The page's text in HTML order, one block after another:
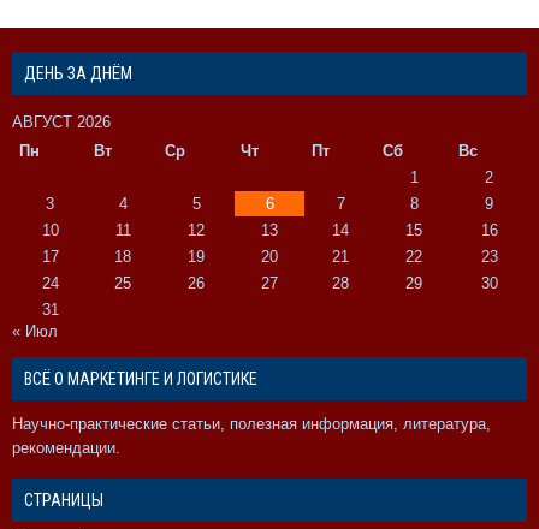
ДЕНЬ ЗА ДНЁМ
АВГУСТ 2026
Пн
Вт Ср Чт Пт Сб
Вс
1
2
3
4 5 6 7 8
9
10
11 12 13 14 15
16
17
18 19 20 21 22
23
24
25 26 27 28 29
30
31
« Июл
ВСЁ О МАРКЕТИНГЕ И ЛОГИСТИКЕ
Научно-практические статьи, полезная информация, литература,
рекомендации.
СТРАНИЦЫ